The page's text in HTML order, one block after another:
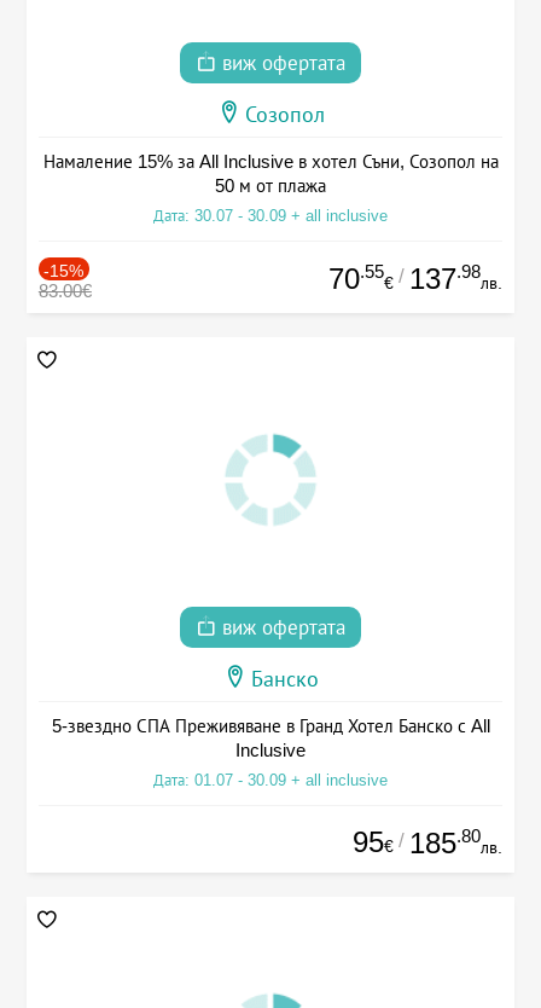
виж офертата
Созопол
Намаление 15% за All Inclusive в хотел Съни, Созопол на
50 м от плажа
Дата: 30.07 - 30.09 + all inclusive
-15%
83.00€ 70.55
€ / 137.98
лв.
виж офертата
Банско
5-звездно СПА Преживяване в Гранд Хотел Банско с All
Inclusive
Дата: 01.07 - 30.09 + all inclusive
95€ / 185.80
лв.